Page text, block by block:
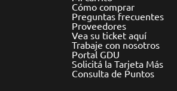
Cómo comprar
Preguntas frecuentes
Proveedores
Vea su ticket aquí
Trabaje con nosotros
Portal GDU
Solicitá la Tarjeta Más
Consulta de Puntos